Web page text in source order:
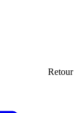
Retour